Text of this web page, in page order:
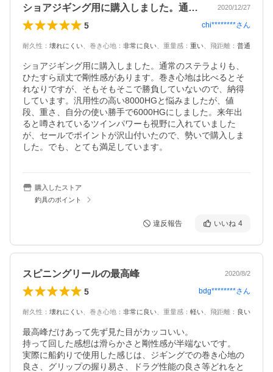
ショアジギング用に購入しました。通常の… 2020/12/27
5 chi********さん
耐久性 ： 壊れにくい 巻き心地 ： 非常に良い 重量感 ： 重い 飛距離 ： 普通
ショアジギング用に購入しました。通常のステラよりも、
ひたすら頑丈で剛性感があります。巻き心地は比べるとそ
れなりですが、そもそもそこで勝負していないので、納得
しています。汎用性の高い8000HGと悩みましたが、値
段、重さ、自分の使い勝手で6000HGにしました。来年出
ると噂されているツインパワーも視野に入れていました
が、セールでポイントが沢山付いたので、勢いで購入しま
した。でも、とても満足しています。
購入したストア
釣具のポイント
違反報告 いいね 4
スピニングリールの最高峰 2020/8/2
5 bdg********さん
耐久性 ： 壊れにくい 巻き心地 ： 非常に良い 重量感 ： 軽い 飛距離 ： 良い
最高峰だけあって先ず見た目がカッコいい。
持って回した感想は滑らかさと剛性感が半端ないです。
実際に船釣りで使用した感じは、ジギングでの巻き心地の
良さ、グリップの握り易さ、ドラグ性能の良さ等どれをと